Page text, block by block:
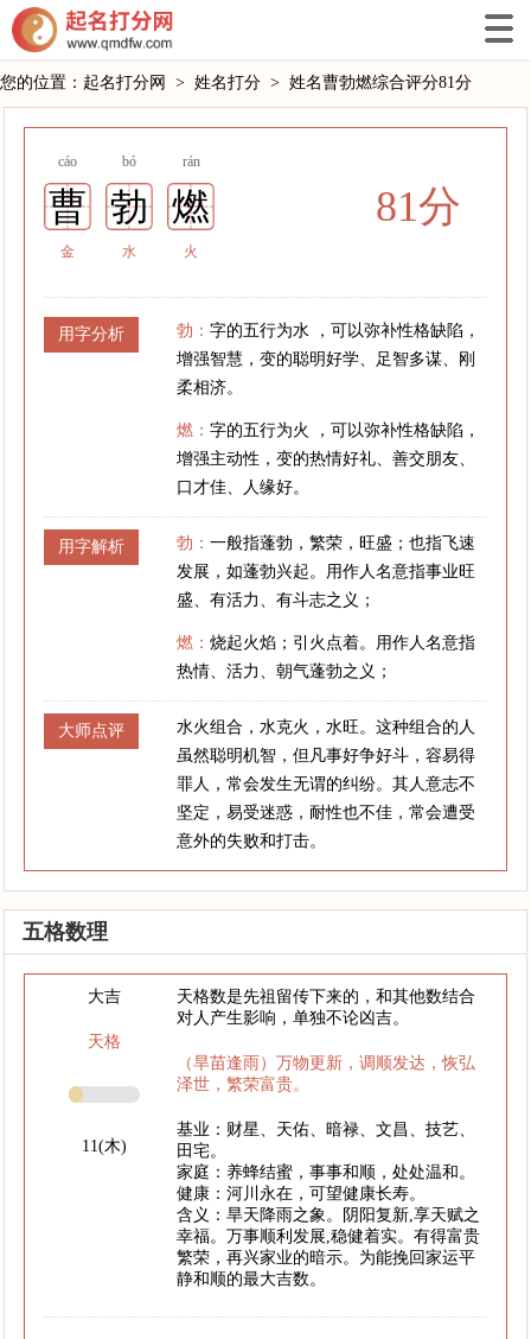
您的位置： 起名打分网 > 姓名打分 > 姓名曹勃燃综合评分81分
cáo bó rán
曹 勃 燃
金 水 火
81分
用字分析 勃：字的五行为水 ，可以弥补性格缺陷，
增强智慧，变的聪明好学、足智多谋、刚
柔相济。
燃：字的五行为火 ，可以弥补性格缺陷，
增强主动性，变的热情好礼、善交朋友、
口才佳、人缘好。
用字解析 勃：一般指蓬勃，繁荣，旺盛；也指飞速
发展，如蓬勃兴起。用作人名意指事业旺
盛、有活力、有斗志之义；
燃：烧起火焰；引火点着。用作人名意指
热情、活力、朝气蓬勃之义；
大师点评
水火组合，水克火，水旺。这种组合的人
虽然聪明机智，但凡事好争好斗，容易得
罪人，常会发生无谓的纠纷。其人意志不
坚定，易受迷惑，耐性也不佳，常会遭受
意外的失败和打击。
五格数理
大吉
天格
11(木)
天格数是先祖留传下来的，和其他数结合
对人产生影响，单独不论凶吉。
（旱苗逢雨）万物更新，调顺发达，恢弘
泽世，繁荣富贵。
基业：财星、天佑、暗禄、文昌、技艺、
田宅。
家庭：养蜂结蜜，事事和顺，处处温和。
健康：河川永在，可望健康长寿。
含义：旱天降雨之象。阴阳复新,享天赋之
幸福。万事顺利发展,稳健着实。有得富贵
繁荣，再兴家业的暗示。为能挽回家运平
静和顺的最大吉数。